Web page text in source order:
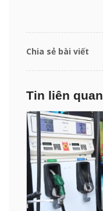
Chia sẻ bài viết
Tin liên quan